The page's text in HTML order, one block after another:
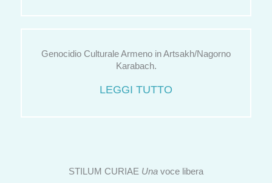
Genocidio Culturale Armeno in Artsakh/Nagorno
Karabach.
LEGGI TUTTO
STILUM CURIAE Una voce libera